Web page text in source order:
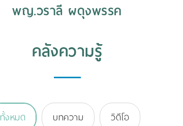
พญ.วราลี ผดุงพรรค
คลังความรู้
ทั้งหมด บทความ วิดีโอ